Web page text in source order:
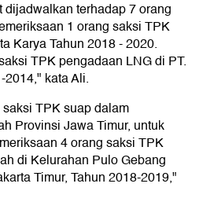
terhadap 7 orang
1 orang saksi TPK
Karya Tahun 2018 - 2020.
TPK pengadaan LNG di PT.
2014," kata Ali.
TPK suap dalam
Provinsi Jawa Timur, untuk
4 orang saksi TPK
di Kelurahan Pulo Gebang
Timur, Tahun 2018-2019,"